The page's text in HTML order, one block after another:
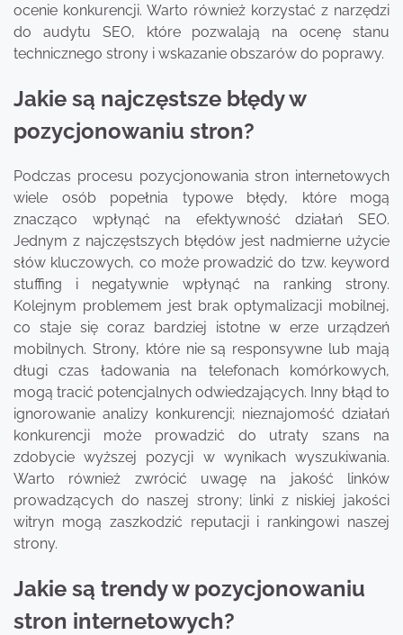
ocenie konkurencji. Warto również korzystać z narzędzi
do audytu SEO, które pozwalają na ocenę stanu
technicznego strony i wskazanie obszarów do poprawy.
Jakie są najczęstsze błędy w
pozycjonowaniu stron?
Podczas procesu pozycjonowania stron internetowych
wiele osób popełnia typowe błędy, które mogą
znacząco wpłynąć na efektywność działań SEO.
Jednym z najczęstszych błędów jest nadmierne użycie
słów kluczowych, co może prowadzić do tzw. keyword
stuffing i negatywnie wpłynąć na ranking strony.
Kolejnym problemem jest brak optymalizacji mobilnej,
co staje się coraz bardziej istotne w erze urządzeń
mobilnych. Strony, które nie są responsywne lub mają
długi czas ładowania na telefonach komórkowych,
mogą tracić potencjalnych odwiedzających. Inny błąd to
ignorowanie analizy konkurencji; nieznajomość działań
konkurencji może prowadzić do utraty szans na
zdobycie wyższej pozycji w wynikach wyszukiwania.
Warto również zwrócić uwagę na jakość linków
prowadzących do naszej strony; linki z niskiej jakości
witryn mogą zaszkodzić reputacji i rankingowi naszej
strony.
Jakie są trendy w pozycjonowaniu
stron internetowych?